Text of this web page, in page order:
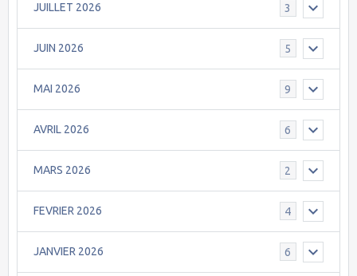
JUILLET 2026 3
JUIN 2026 5
MAI 2026 9
AVRIL 2026 6
MARS 2026 2
FEVRIER 2026 4
JANVIER 2026 6